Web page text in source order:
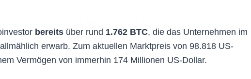
bereits über rund 1.762 BTC, die das Unternehmen im
erwarb. Zum aktuellen Marktpreis von 98.818 US-
Vermögen von immerhin 174 Millionen US-Dollar.